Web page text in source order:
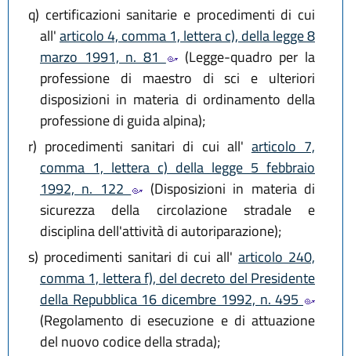
q) certificazioni sanitarie e procedimenti di cui
all'articolo 4, comma 1, lettera c), della legge 8
marzo 1991, n. 81
(Legge-quadro per la
professione di maestro di sci e ulteriori
disposizioni in materia di ordinamento della
professione di guida alpina);
r) procedimenti sanitari di cui all' articolo 7,
comma 1, lettera c) della legge 5 febbraio
1992, n. 122
(Disposizioni in materia di
sicurezza della circolazione stradale e
disciplina dell'attività di autoriparazione);
s) procedimenti sanitari di cui all' articolo 240,
comma 1, lettera f), del decreto del Presidente
della Repubblica 16 dicembre 1992, n. 495
(Regolamento di esecuzione e di attuazione
del nuovo codice della strada);